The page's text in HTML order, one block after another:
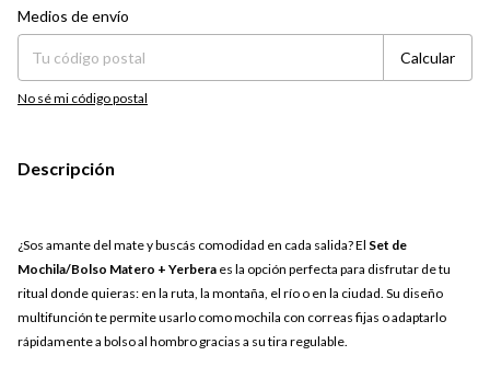
Entregas para el CP:
Medios de envío
Calcular
No sé mi código postal
Descripción
¿Sos amante del mate y buscás comodidad en cada salida? El Set de
Mochila/Bolso Matero + Yerbera es la opción perfecta para disfrutar de tu
ritual donde quieras: en la ruta, la montaña, el río o en la ciudad. Su diseño
multifunción te permite usarlo como mochila con correas fijas o adaptarlo
rápidamente a bolso al hombro gracias a su tira regulable.